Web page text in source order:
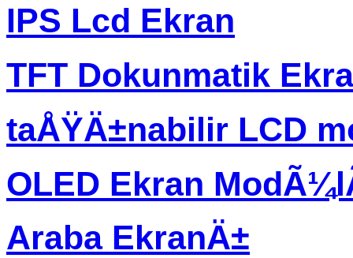
IPS Lcd Ekran
TFT Dokunmatik
taÅŸÄ±nabilir LCD
OLED Ekran
Araba EkranÄ±